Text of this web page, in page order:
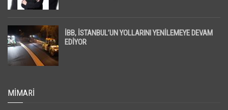
İBB, İSTANBUL’UN YOLLARINI YENİLEMEYE DEVAM
EDİYOR
MIMARI